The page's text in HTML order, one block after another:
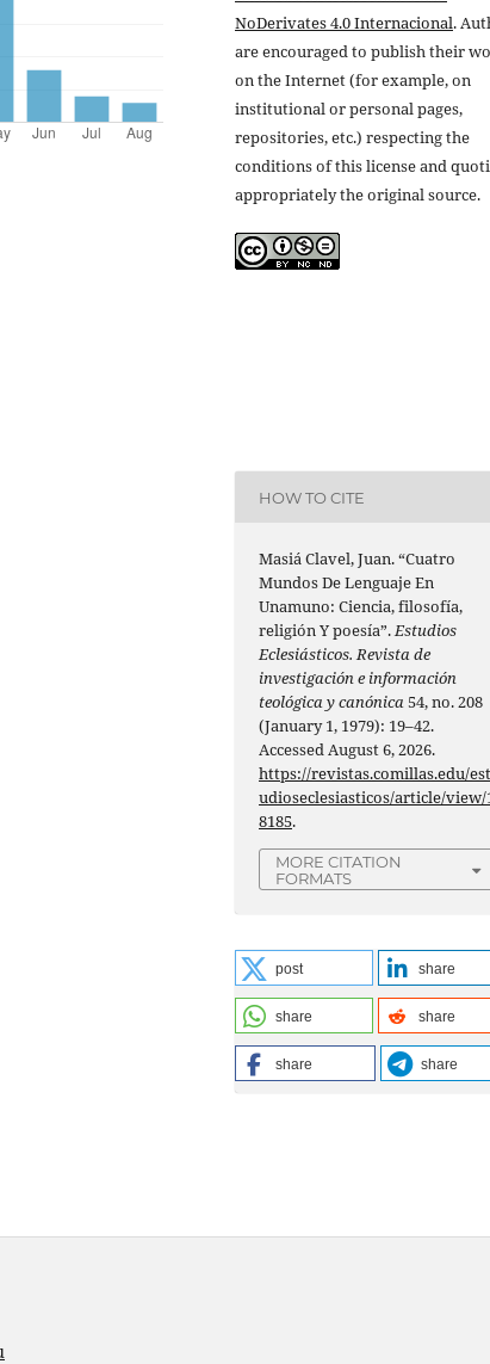
NoDerivates 4.0 Internacional.
are encouraged to publish their
on the Internet (for example, on
institutional or personal pages,
repositories, etc.) respecting the
conditions of this license and
appropriately the original source.
HOW TO CITE
Masiá Clavel, Juan. “Cuatro
Mundos De Lenguaje En
Unamuno: Ciencia, filosofía,
religión Y poesía”.Estudios
Eclesiásticos. Revista de
investigación e información
teológica y canónica54, no. 208
(January 1, 1979): 19–42.
Accessed August 6, 2026.
https://revistas.comillas.edu/
udioseclesiasticos/article/view/
8185.
MORE CITATION
FORMATS
post share
share share
share share